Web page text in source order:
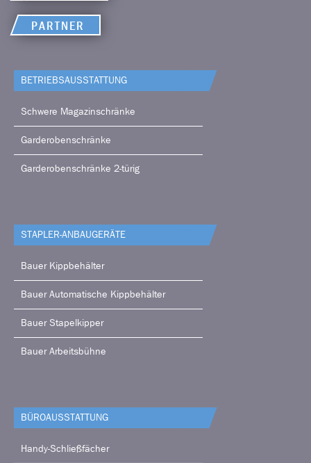
PARTNER
BETRIEBS­AUSSTATTUNG
Schwere Magazinschränke
Garderobenschränke
Garderobenschränke 2-türig
STAPLER-ANBAUGERÄTE
Bauer Kippbehälter
Bauer Automatische Kippbehälter
Bauer Stapelkipper
Bauer Arbeitsbühne
BÜRO­AUSSTATTUNG
Handy-Schließfächer